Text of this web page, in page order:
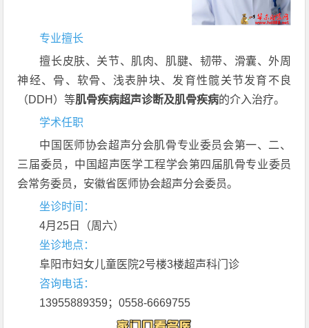
专业擅长
擅长皮肤、关节、肌肉、肌腱、韧带、滑囊、外周
神经、骨、软骨、浅表肿块、发育性髋关节发育不良
（DDH）等肌骨疾病超声诊断及肌骨疾病的介入治疗。
学术任职
中国医师协会超声分会肌骨专业委员会第一、二、
三届委员，中国超声医学工程学会第四届肌骨专业委员
会常务委员，安徽省医师协会超声分会委员。
坐诊时间：
4月25日（周六）
坐诊地点：
阜阳市妇女儿童医院2号楼3楼超声科门诊
咨询电话：
13955889359；0558-6669755